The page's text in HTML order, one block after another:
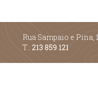
Rua Sampaio e Pina,
T.: 213 859 121